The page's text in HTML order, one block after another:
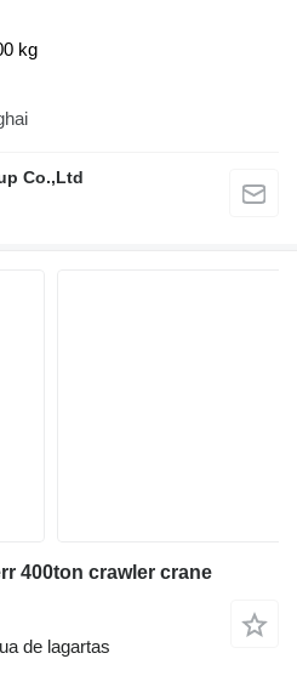
kg
Co.,Ltd
400ton crawler crane
de lagartas